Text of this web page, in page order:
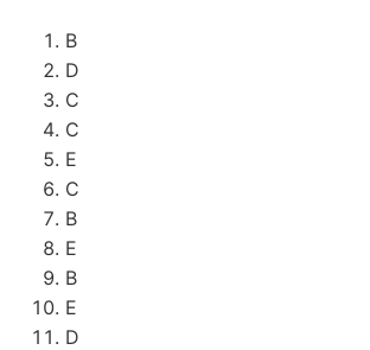
B
D
C
C
E
C
B
E
B
E
D